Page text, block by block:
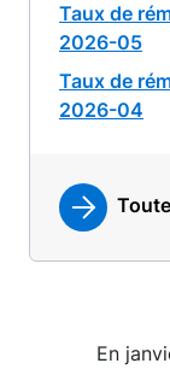
Taux de
2026-05
Taux de
2026-04
En